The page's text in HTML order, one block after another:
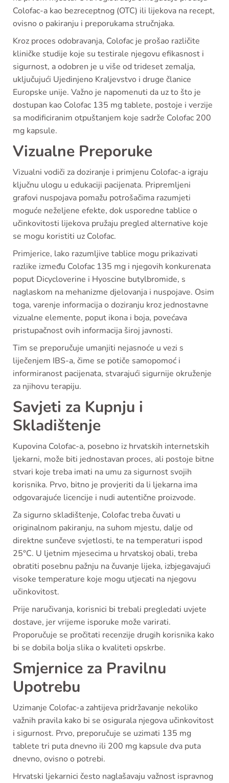
Colofac-a kao bezreceptnog (OTC) ili lijekova na recept,
ovisno o pakiranju i preporukama stručnjaka.
Kroz proces odobravanja, Colofac je prošao različite
kliničke studije koje su testirale njegovu efikasnost i
sigurnost, a odobren je u više od trideset zemalja,
uključujući Ujedinjeno Kraljevstvo i druge članice
Europske unije. Važno je napomenuti da uz to što je
dostupan kao Colofac 135 mg tablete, postoje i verzije
sa modificiranim otpuštanjem koje sadrže Colofac 200
mg kapsule.
Vizualne Preporuke
Vizualni vodiči za doziranje i primjenu Colofac-a igraju
ključnu ulogu u edukaciji pacijenata. Pripremljeni
grafovi nuspojava pomažu potrošačima razumjeti
moguće neželjene efekte, dok usporedne tablice o
učinkovitosti lijekova pružaju pregled alternative koje
se mogu koristiti uz Colofac.
Primjerice, lako razumljive tablice mogu prikazivati
razlike između Colofac 135 mg i njegovih konkurenata
poput Dicycloverine i Hyoscine butylbromide, s
naglaskom na mehanizme djelovanja i nuspojave. Osim
toga, varenje informacija o doziranju kroz jednostavne
vizualne elemente, poput ikona i boja, povećava
pristupačnost ovih informacija široj javnosti.
Tim se preporučuje umanjiti nejasnoće u vezi s
liječenjem IBS-a, čime se potiče samopomoć i
informiranost pacijenata, stvarajući sigurnije okruženje
za njihovu terapiju.
Savjeti za Kupnju i
Skladištenje
Kupovina Colofac-a, posebno iz hrvatskih internetskih
ljekarni, može biti jednostavan proces, ali postoje bitne
stvari koje treba imati na umu za sigurnost svojih
korisnika. Prvo, bitno je provjeriti da li ljekarna ima
odgovarajuće licencije i nudi autentične proizvode.
Za sigurno skladištenje, Colofac treba čuvati u
originalnom pakiranju, na suhom mjestu, dalje od
direktne sunčeve svjetlosti, te na temperaturi ispod
25°C. U ljetnim mjesecima u hrvatskoj obali, treba
obratiti posebnu pažnju na čuvanje lijeka, izbjegavajući
visoke temperature koje mogu utjecati na njegovu
učinkovitost.
Prije naručivanja, korisnici bi trebali pregledati uvjete
dostave, jer vrijeme isporuke može varirati.
Proporučuje se pročitati recenzije drugih korisnika kako
bi se dobila bolja slika o kvaliteti opskrbe.
Smjernice za Pravilnu
Upotrebu
Uzimanje Colofac-a zahtijeva pridržavanje nekoliko
važnih pravila kako bi se osigurala njegova učinkovitost
i sigurnost. Prvo, preporučuje se uzimati 135 mg
tablete tri puta dnevno ili 200 mg kapsule dva puta
dnevno, ovisno o potrebi.
Hrvatski ljekarnici često naglašavaju važnost ispravnog